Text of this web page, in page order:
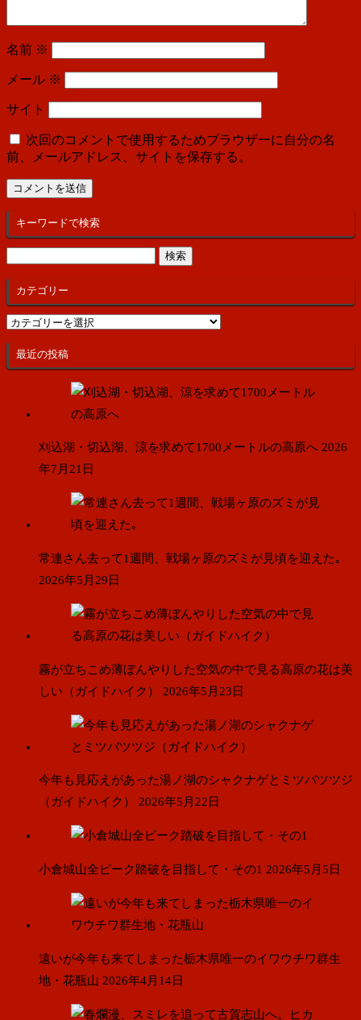
名前 ※
メール ※
サイト
次回のコメントで使用するためブラウザーに自分の名
前、メールアドレス、サイトを保存する。
キーワードで検索
カテゴリー
カ
ゴ
リ
最近の投稿
刈込湖・切込湖、涼を求めて1700メートルの高原へ 2026
年7月21日
常連さん去って1週間、戦場ヶ原のズミが見頃を迎えた｡
2026年5月29日
霧が立ちこめ薄ぼんやりした空気の中で見る高原の花は美
しい（ガイドハイク）
2026年5月23日
今年も見応えがあった湯ノ湖のシャクナゲとミツバツツジ
（ガイドハイク）
2026年5月22日
小倉城山全ピーク踏破を目指して・その1 2026年5月5日
遠いが今年も来てしまった栃木県唯一のイワウチワ群生
地・花瓶山 2026年4月14日